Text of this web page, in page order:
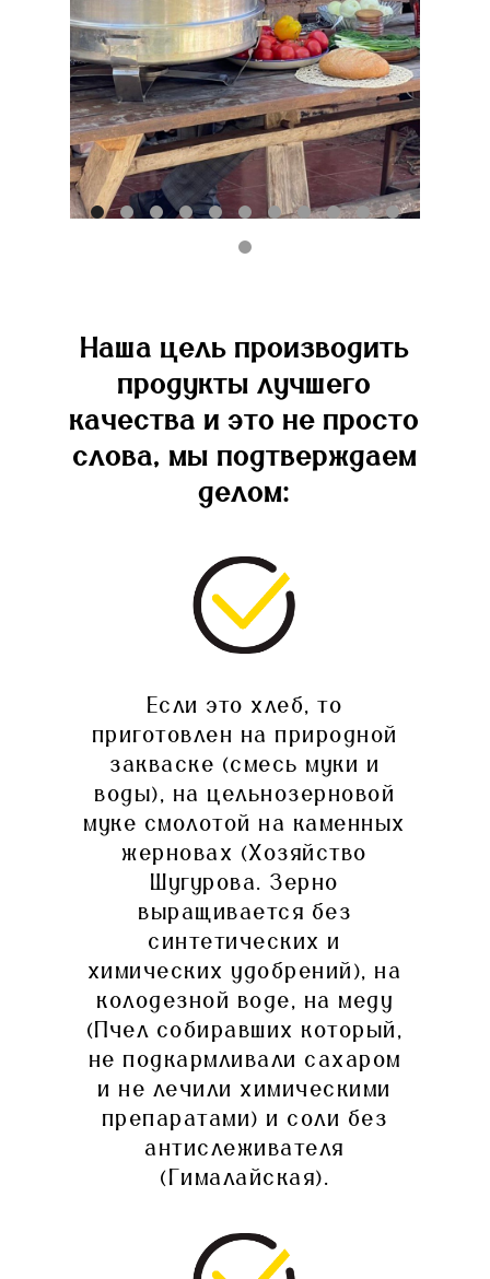
Наша цель производить
продукты лучшего
качества и это не просто
слова, мы подтверждаем
делом:
Если это хлеб, то
приготовлен на природной
закваске (смесь муки и
воды), на цельнозерновой
муке смолотой на каменных
жерновах (Хозяйство
Шугурова. Зерно
выращивается без
синтетических и
химических удобрений), на
колодезной воде, на меду
(Пчел собиравших который,
не подкармливали сахаром
и не лечили химическими
препаратами) и соли без
антислеживателя
(Гималайская).